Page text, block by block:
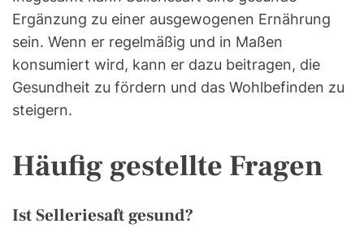
Ergänzung zu einer ausgewogenen Ernährung
sein. Wenn er regelmäßig und in Maßen
konsumiert wird, kann er dazu beitragen, die
Gesundheit zu fördern und das Wohlbefinden zu
steigern.
Häufig gestellte Fragen
Ist Selleriesaft gesund?